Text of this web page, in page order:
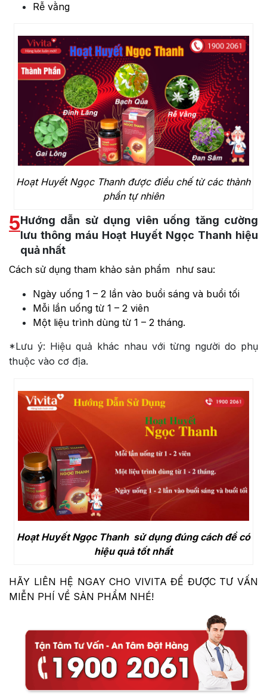
Rễ vằng
Hoạt Huyết Ngọc Thanh được điều chế từ các thành
phần tự nhiên
5Hướng dẫn sử dụng viên uống tăng cường
lưu thông máu Hoạt Huyết Ngọc Thanh hiệu
quả nhất
Cách sử dụng tham khảo sản phẩm như sau:
Ngày uống 1 – 2 lần vào buổi sáng và buổi tối
Mỗi lần uống từ 1 – 2 viên
Một liệu trình dùng từ 1 – 2 tháng.
*Lưu ý: Hiệu quả khác nhau với từng người do phụ
thuộc vào cơ địa.
Hoạt Huyết Ngọc Thanh sử dụng đúng cách để có
hiệu quả tốt nhất
HÃY LIÊN HỆ NGAY CHO VIVITA ĐỂ ĐƯỢC TƯ VẤN
MIỄN PHÍ VỀ SẢN PHẨM NHÉ!